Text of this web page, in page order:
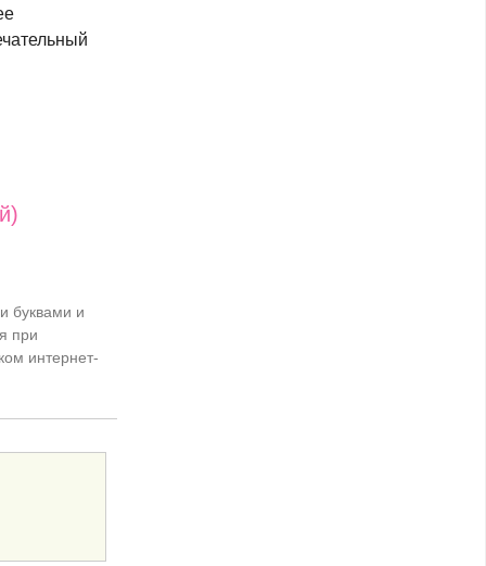
буквами и
при
интернет-